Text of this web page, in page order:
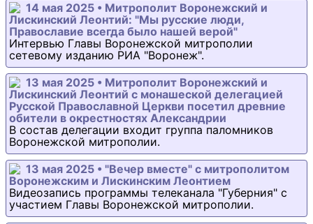
14 мая 2025 • Митрополит Воронежский и
Лискинский Леонтий: "Мы русские люди,
Православие всегда было нашей верой"
Интервью Главы Воронежской митрополии
сетевому изданию РИА "Воронеж".
13 мая 2025 • Митрополит Воронежский и
Лискинский Леонтий с монашеской делегацией
Русской Православной Церкви посетил древние
обители в окрестностях Александрии
В состав делегации входит группа паломников
Воронежской митрополии.
13 мая 2025 • "Вечер вместе" с митрополитом
Воронежским и Лискинским Леонтием
Видеозапись программы телеканала "Губерния" с
участием Главы Воронежской митрополии.